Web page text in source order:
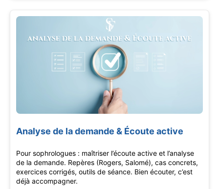
Analyse de la demande & Écoute active
Pour sophrologues : maîtriser l’écoute active et l’analyse
de la demande. Repères (Rogers, Salomé), cas concrets,
exercices corrigés, outils de séance. Bien écouter, c’est
déjà accompagner.